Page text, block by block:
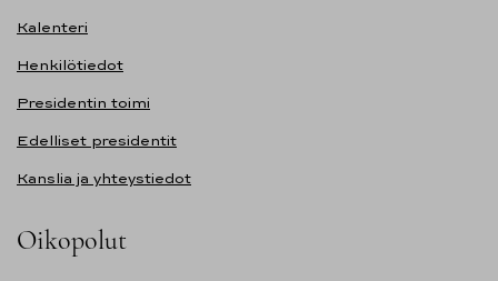
Kalenteri
Henkilötiedot
Presidentin toimi
Edelliset presidentit
Kanslia ja yhteystiedot
Oikopolut